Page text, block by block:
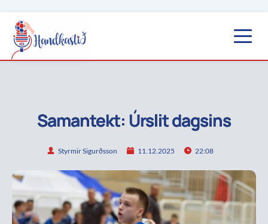
Samantekt: Úrslit dagsins
Styrmir Sigurðsson 11.12.2025 22:08